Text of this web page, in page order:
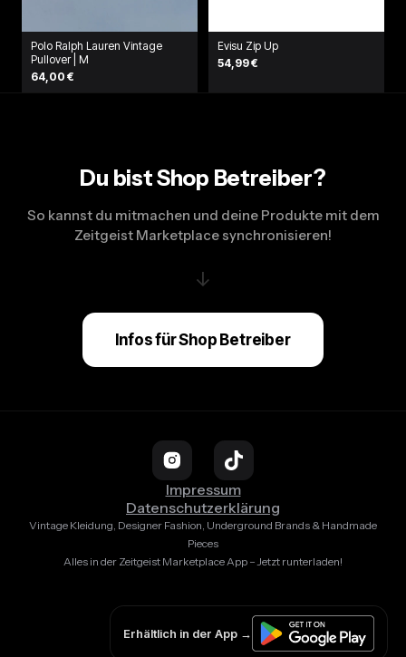
Polo Ralph Lauren Vintage
Pullover | M
64,00 €
Evisu Zip Up
54,99 €
Du bist Shop Betreiber?
So kannst du mitmachen und deine Produkte mit dem
Zeitgeist Marketplace synchronisieren!
↓
Infos für Shop Betreiber
Impressum
Datenschutzerklärung
Vintage Kleidung, Designer Fashion, Underground Brands & Handmade
Pieces
Alles in der Zeitgeist Marketplace App – Jetzt runterladen!
Erhältlich in der App →